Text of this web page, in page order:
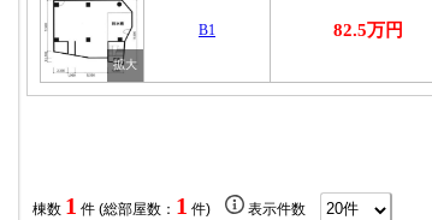
B1 82.5万円
棟数 1 件 (総部屋数： 1 件) 表示件数